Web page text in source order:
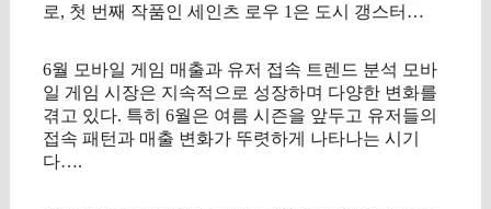
로, 첫 번째 작품인 세인츠 로우 1은 도시 갱스터…
6월 모바일 게임 매출과 유저 접속 트렌드 분석 모바
일 게임 시장은 지속적으로 성장하며 다양한 변화를
겪고 있다. 특히 6월은 여름 시즌을 앞두고 유저들의
접속 패턴과 매출 변화가 뚜렷하게 나타나는 시기
다….